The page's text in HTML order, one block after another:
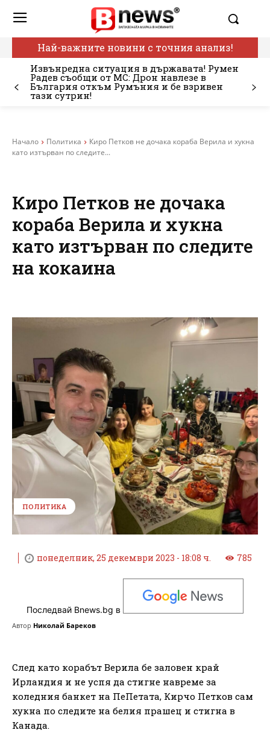
Най-важните новини с точния анализ!
Извънредна ситуация в държавата! Румен
Радев съобщи от МС: Дрон навлезе в
България откъм Румъния и бе взривен
тази сутрин!
Начало Политика
Киро Петков не дочака кораба Верила и хукна
като изтърван по следите...
Киро Петков не дочака
кораба Верила и хукна
като изтърван по следите
на кокаина
ПОЛИТИКА
понеделник, 25 декември 2023 - 18:08 ч. 785
Последвай Bnews.bg в
Автор Николай Бареков
След като корабът Верила бе заловен край
Ирландия и не успя да стигне навреме за
коледния банкет на ПеПетата, Кирчо Петков сам
хукна по следите на белия прашец и стигна в
Канада.